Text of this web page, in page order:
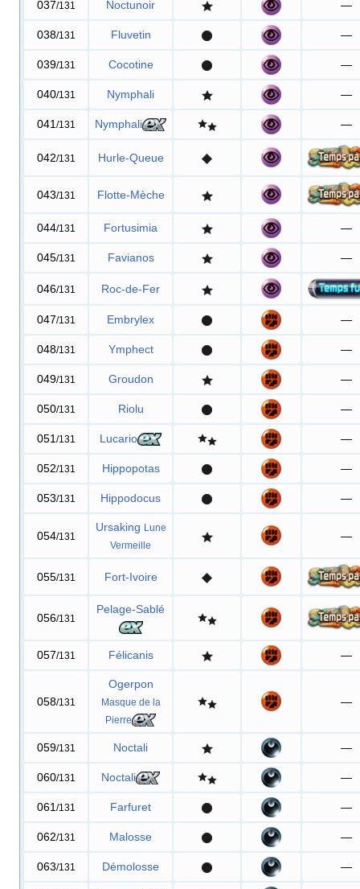
037/131 Noctunoir —
038/131 Fluvetin —
039/131 Cocotine —
040/131 Nymphali —
041 /131 Nymphali —
042/131 Hurle-Queue
043/131 Flotte-Mèche
044/131 Fortusimia —
045/131 Favianos —
046/131 Roc-de-Fer
047/131 Embrylex —
048/131 Ymphect —
049/131 Groudon —
050/131 Riolu —
051 /131 Lucario —
052/131 Hippopotas —
053/131 Hippodocus —
054/131
Ursaking
Lune
Vermeille
—
055/131 Fort-Ivoire
056/131
Pelage-Sablé
057/131 Félicanis —
058/131
Ogerpon
Masque de la
Pierre
—
059/131 Noctali —
060/131 Noctali —
061 /131 Farfuret —
062/131 Malosse —
063/131 Démolosse —